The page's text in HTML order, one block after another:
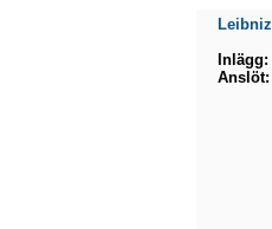
Leibniz
Inlägg:
Anslöt: